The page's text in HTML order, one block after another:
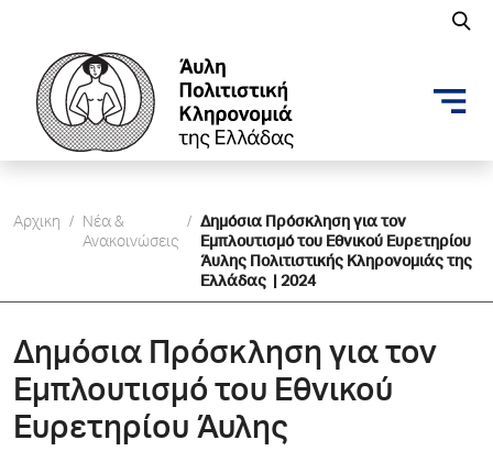
Αρχικη /
Νέα &
Ανακοινώσεις
/ Δημόσια Πρόσκληση για τον
Εμπλουτισμό του Εθνικού Ευρετηρίου
Άυλης Πολιτιστικής Κληρονομιάς της
Ελλάδας | 2024
Δημόσια Πρόσκληση για τον
Εμπλουτισμό του Εθνικού
Ευρετηρίου Άυλης